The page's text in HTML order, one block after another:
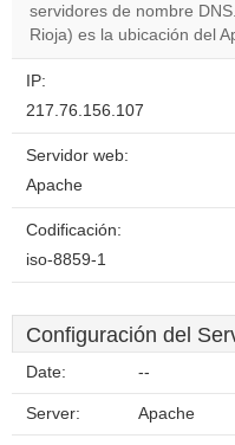
servidores de nombre
Rioja) es la ubicación del
IP:
217.76.156.107
Servidor web:
Apache
Codificación:
iso-8859-1
Configuración del
Date: --
Server: Apache